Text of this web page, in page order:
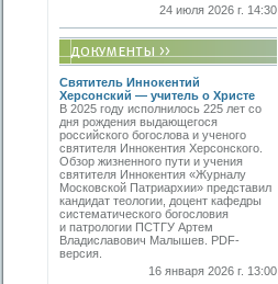
24 июля 2026 г. 14:30
Святитель Иннокентий
Херсонский — учитель о Христе
В 2025 году исполнилось 225 лет со
дня рождения выдающегося
российского богослова и ученого
святителя Иннокентия Херсонского.
Обзор жизненного пути и учения
святителя Иннокентия «Журналу
Московской Патриархии» представил
кандидат теологии, доцент кафедры
систематического богословия
и патрологии ПСТГУ Артем
Владиславович Малышев. PDF-
версия.
16 января 2026 г. 13:00